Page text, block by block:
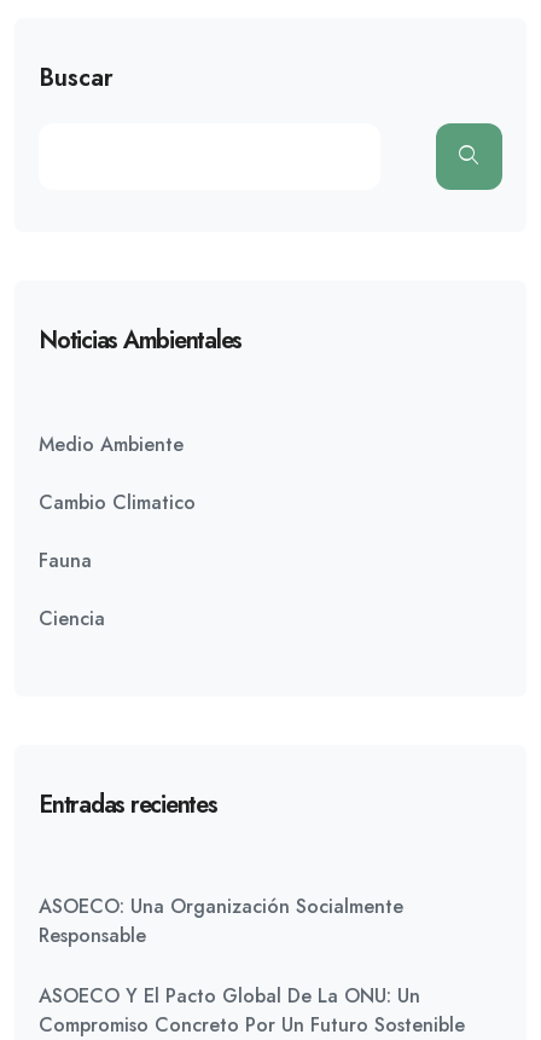
Buscar
Noticias Ambientales
Medio Ambiente
Cambio Climatico
Fauna
Ciencia
Entradas recientes
ASOECO: Una Organización Socialmente
Responsable
ASOECO Y El Pacto Global De La ONU: Un
Compromiso Concreto Por Un Futuro Sostenible